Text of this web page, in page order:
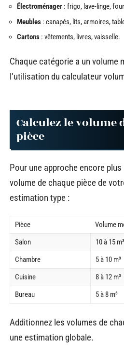
Électroménager : frigo, lave-linge,
Meubles : canapés, lits, armoires,
Cartons : vêtements, livres, vaisselle.
Chaque catégorie a un volume
l’utilisation du calculateur
Calculez le volume
pièce
Pour une approche encore
volume de chaque pièce de
estimation type :
Pièce
Volume
Salon
10 à 15 m³
Chambre
5 à 10 m³
Cuisine
8 à 12 m³
Bureau
5 à 8 m³
Additionnez les volumes de
une estimation globale.